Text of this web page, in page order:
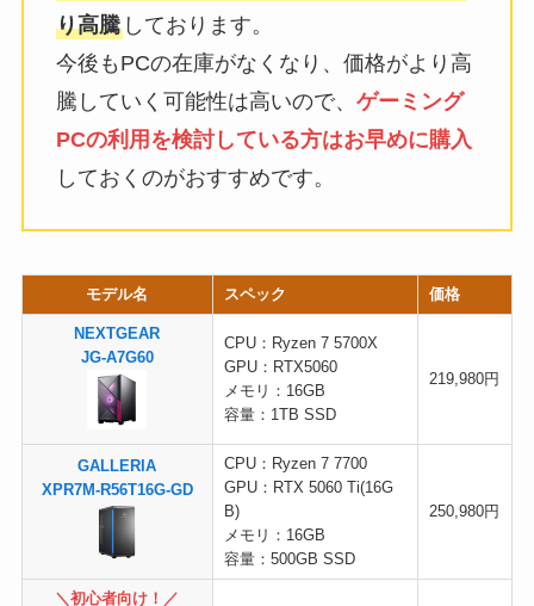
り高騰しております。
今後もPCの在庫がなくなり、価格がより高
騰していく可能性は高いので、 ゲーミング
PCの利用を検討している方はお早めに購入
しておくのがおすすめです。
モデル名 スペック 価格
NEXTGEAR
JG-A7G60
CPU：Ryzen 7 5700X
GPU：RTX5060
メモリ：16GB
容量：1TB SSD
219,980円
GALLERIA
XPR7M-R56T16G-GD
CPU：Ryzen 7 7700
GPU：RTX 5060 Ti(16G
B)
メモリ：16GB
容量：500GB SSD
250,980円
＼初心者向け！／